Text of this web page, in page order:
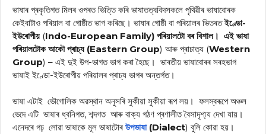
ভাষাৰ প্ৰকৃতিগত মিলৰ ওপৰত ভিত্তি কৰি ভাষাতত্ববিদসকলে পৃথিৱীৰ ভাষাবোৰক
কেইবাটাও পৰিয়াল বা গোষ্ঠীত ভাগ কৰিছে। ভাষাৰ গোষ্ঠী বা পৰিয়ালৰ ভিতৰতইণ্ডো-
ইউৰোপীয়(Indo-European Family) পৰিয়ালটো বৰ বিশাল। এই ভাষা
পৰিয়ালটোক আকৌ প্ৰাচ্য (Eastern Group) আৰু প্ৰাচাত্য (Western
Group) – এই দুই উপ-ভাগত ভাগ কৰা হৈছে। ভাৰতীয় ভাষাবোৰৰ সৰহভাগ
ভাষাই ইণ্ডো-ইউৰোপীয় পৰিয়ালৰ প্ৰাচ্য ভাগৰ অন্তৰ্গত।
ভাষা এটাই ভৌগোলিক অৱস্থান অনুসৰি সুকীয়া সুকীয়া ৰূপ লয়। ফলস্বৰূপে অঞ্চল
ভেদে এটি ভাষাৰ ধ্বনিগত, শব্দগত আৰু বাক্য গঠণ প্ৰণালীত বৈসাদৃশ্য্য দেখা যায়।
এনেদৰে গঢ় লোৱা ভাষাকে মূল ভাষাটোৰ উপভাষা(Dialect) বুলি কোৱা হয়।